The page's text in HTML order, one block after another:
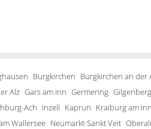
Burgkirchen Burgkirchen an der
Alz Gars am Inn Germering
Ach Inzell Kaprun Kraiburg am Inn
Wallersee Neumarkt-Sankt Veit